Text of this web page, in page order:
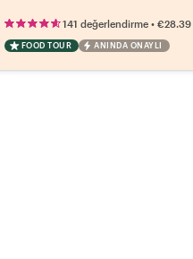
141 değerlendirme• €28.39
FOOD TOUR ANINDA ONAYLI